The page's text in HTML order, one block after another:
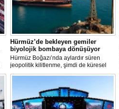
Hürmüz’de bekleyen gemiler
biyolojik bombaya dönüşüyor
Hürmüz Boğazı’nda aylardır süren
jeopolitik kilitlenme, şimdi de küresel
ölçekte bir çevre felaketinin kapısını
hareketsiz bekleyen binden fazla gemi,
istilacı deniz canlıları için devasa bir
üreme merkezine dönüşmüş durumda.